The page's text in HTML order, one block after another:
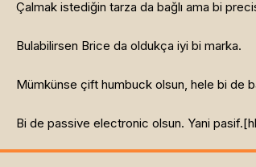
Çalmak istediğin tarza da bağlı ama bi
Bulabilirsen Brice da oldukça iyi bi marka.
Mümkünse çift humbuck olsun, hele bi de
Bi de passive electronic olsun. Yani